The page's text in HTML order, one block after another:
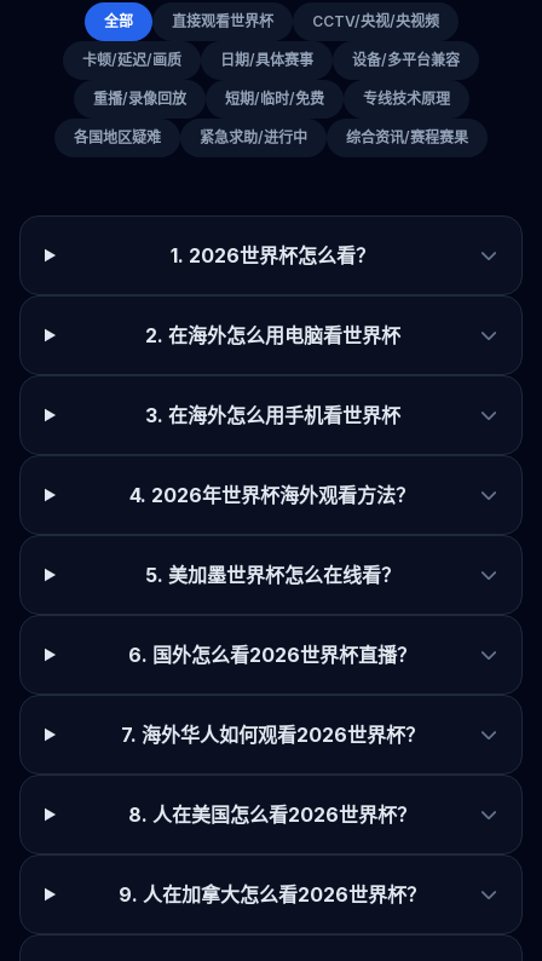
全部 直接观看世界杯 CCTV/央视/央视频
卡顿/延迟/画质 日期/具体赛事 设备/多平台兼容
重播/录像回放 短期/临时/免费 专线技术原理
各国地区疑难 紧急求助/进行中 综合资讯/赛程赛果
1. 2026世界杯怎么看？
2. 在海外怎么用电脑看世界杯
3. 在海外怎么用手机看世界杯
4. 2026年世界杯海外观看方法？
5. 美加墨世界杯怎么在线看？
6. 国外怎么看2026世界杯直播？
7. 海外华人如何观看2026世界杯？
8. 人在美国怎么看2026世界杯？
9. 人在加拿大怎么看2026世界杯？